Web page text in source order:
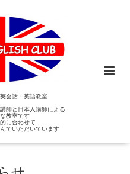
会話・英語教室
師と日本人講師による
教室です
に合わせて
でいただいています